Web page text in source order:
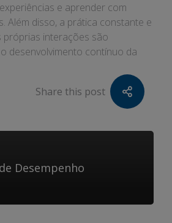
e aprender com
Além disso, a prática constante e
interações são
desenvolvimento contínuo da
Share this post
Desempenho